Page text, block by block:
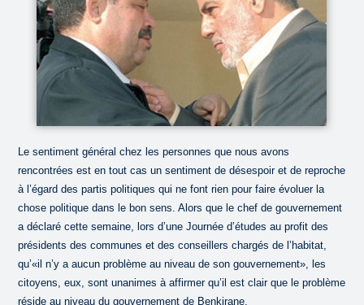
Le sentiment général chez les personnes que nous avons
rencontrées est en tout cas un sentiment de désespoir et de reproche
à l’égard des partis politiques qui ne font rien pour faire évoluer la
chose politique dans le bon sens. Alors que le chef de gouvernement
a déclaré cette semaine, lors d’une Journée d’études au profit des
présidents des communes et des conseillers chargés de l’habitat,
qu’«il n’y a aucun problème au niveau de son gouvernement», les
citoyens, eux, sont unanimes à affirmer qu’il est clair que le problème
réside au niveau du gouvernement de Benkirane.